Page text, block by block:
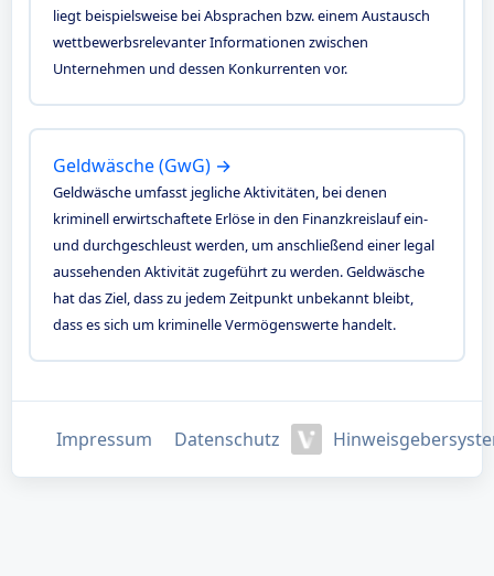
liegt beispielsweise bei Absprachen bzw. einem Austausch
wettbewerbsrelevanter Informationen zwischen
Unternehmen und dessen Konkurrenten vor.
Geldwäsche (GwG) →
Geldwäsche umfasst jegliche Aktivitäten, bei denen
kriminell erwirtschaftete Erlöse in den Finanzkreislauf ein-
und durchgeschleust werden, um anschließend einer legal
aussehenden Aktivität zugeführt zu werden. Geldwäsche
hat das Ziel, dass zu jedem Zeitpunkt unbekannt bleibt,
dass es sich um kriminelle Vermögenswerte handelt.
Impressum Datenschutz